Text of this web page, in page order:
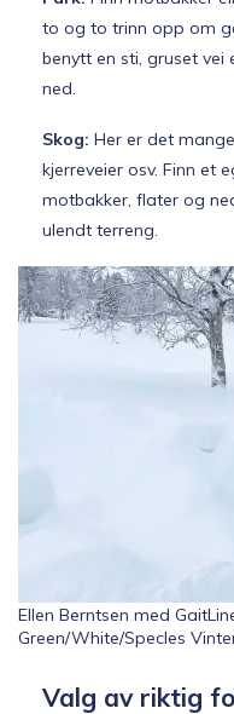
to og to trinn opp om
benytt en sti, gruset
ned.
Skog: Her er det
kjerreveier osv. Finn et
motbakker, flater og
ulendt terreng.
Ellen Berntsen med
Green/White/Specles
Valg av riktig